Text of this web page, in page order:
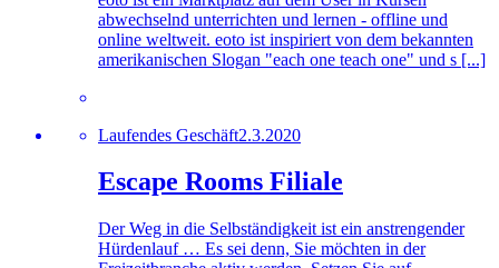
abwechselnd unterrichten und lernen - offline und
online weltweit. eoto ist inspiriert von dem bekannten
amerikanischen Slogan "each one teach one" und s [...]
Laufendes Geschäft2.3.2020
Escape Rooms Filiale
Der Weg in die Selbständigkeit ist ein anstrengender
Hürdenlauf … Es sei denn, Sie möchten in der